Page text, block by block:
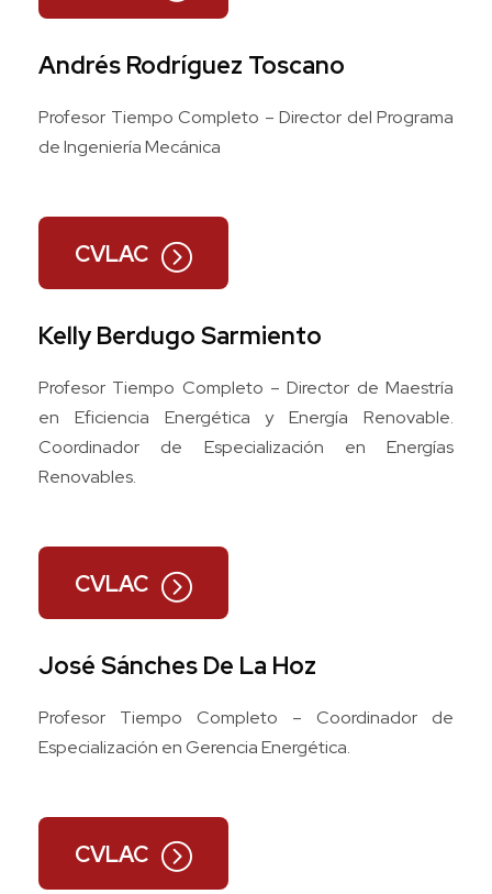
Andrés Rodríguez Toscano
Profesor Tiempo Completo – Director del Programa
de Ingeniería Mecánica
CVLAC
Kelly Berdugo Sarmiento
Profesor Tiempo Completo – Director de Maestría
en Eficiencia Energética y Energía Renovable.
Coordinador de Especialización en Energías
Renovables.
CVLAC
José Sánches De La Hoz
Profesor Tiempo Completo – Coordinador de
Especialización en Gerencia Energética.
CVLAC